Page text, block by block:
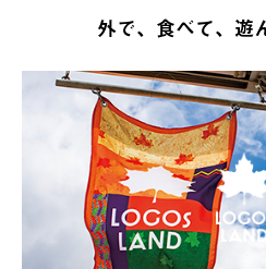
外で、食べて、遊